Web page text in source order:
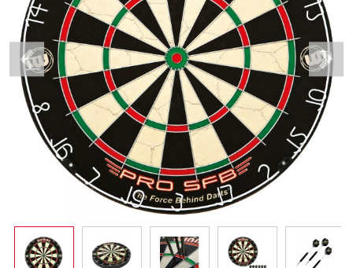
Previous Next